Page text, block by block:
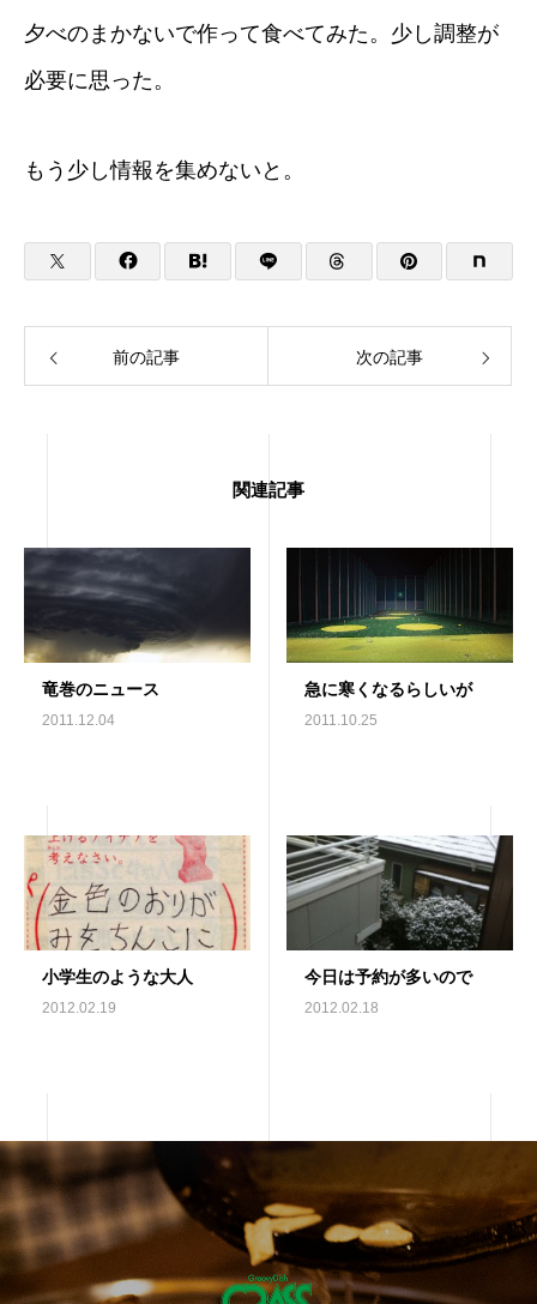
夕べのまかないで作って食べてみた。少し調整が
必要に思った。
もう少し情報を集めないと。
前の記事 次の記事
関連記事
竜巻のニュース
2011.12.04
急に寒くなるらしいが
2011.10.25
小学生のような大人
2012.02.19
今日は予約が多いので
2012.02.18